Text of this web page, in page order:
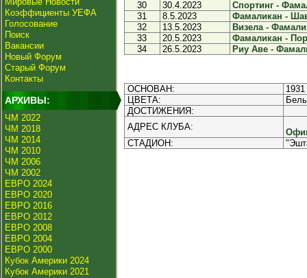
Коэффициенты УЕФА
Голосование
Поиск
Вакансии
Новый Форум
Старый Форум
Контакты
АРХИВЫ:
ЧМ 2022
ЧМ 2018
ЧМ 2014
ЧМ 2010
ЧМ 2006
ЧМ 2002
ЕВРО 2024
ЕВРО 2020
ЕВРО 2016
ЕВРО 2012
ЕВРО 2008
ЕВРО 2004
ЕВРО 2000
Кубок Америки 2024
Кубок Америки 2021
30
30.4.2023
Спортинг -
31
8.5.2023
Фамаликан -
32
13.5.2023
Визела -
33
20.5.2023
Фамаликан -
34
26.5.2023 Риу Аве -
ОСНОВАН:
1931
ЦВЕТА:
ДОСТИЖЕНИЯ:
АДРЕС КЛУБА:
СТАДИОН: